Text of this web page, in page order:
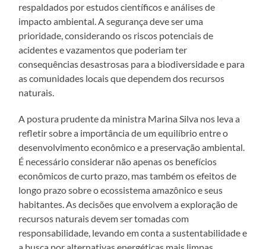
respaldados por estudos científicos e análises de
impacto ambiental. A segurança deve ser uma
prioridade, considerando os riscos potenciais de
acidentes e vazamentos que poderiam ter
consequências desastrosas para a biodiversidade e para
as comunidades locais que dependem dos recursos
naturais.
A postura prudente da ministra Marina Silva nos leva a
refletir sobre a importância de um equilíbrio entre o
desenvolvimento econômico e a preservação ambiental.
É necessário considerar não apenas os benefícios
econômicos de curto prazo, mas também os efeitos de
longo prazo sobre o ecossistema amazônico e seus
habitantes. As decisões que envolvem a exploração de
recursos naturais devem ser tomadas com
responsabilidade, levando em conta a sustentabilidade e